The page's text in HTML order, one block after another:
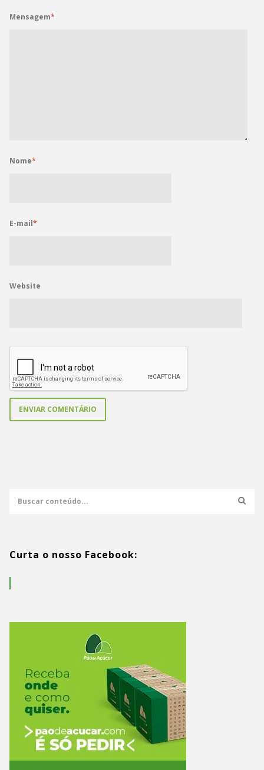
Mensagem*
Nome*
E-mail*
Website
Curta o nosso Facebook: